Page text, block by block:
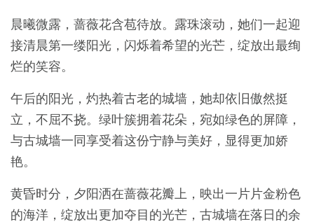
晨曦微露，蔷薇花含苞待放。露珠滚动，她们一起迎
接清晨第一缕阳光，闪烁着希望的光芒，绽放出最绚
烂的笑容。
午后的阳光，灼热着古老的城墙，她却依旧傲然挺
立，不屈不挠。绿叶簇拥着花朵，宛如绿色的屏障，
与古城墙一同享受着这份宁静与美好，显得更加娇
艳。
黄昏时分，夕阳洒在蔷薇花瓣上，映出一片片金粉色
的海洋，绽放出更加夺目的光芒，古城墙在落日的余